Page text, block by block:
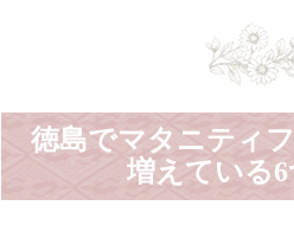
徳島でマタニティ
増えている